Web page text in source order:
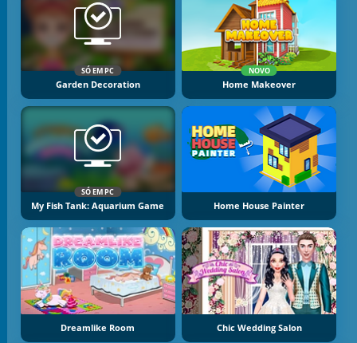
SÓ EM PC
Garden Decoration
NOVO
Home Makeover
SÓ EM PC
My Fish Tank: Aquarium Game Home House Painter
Dreamlike Room Chic Wedding Salon